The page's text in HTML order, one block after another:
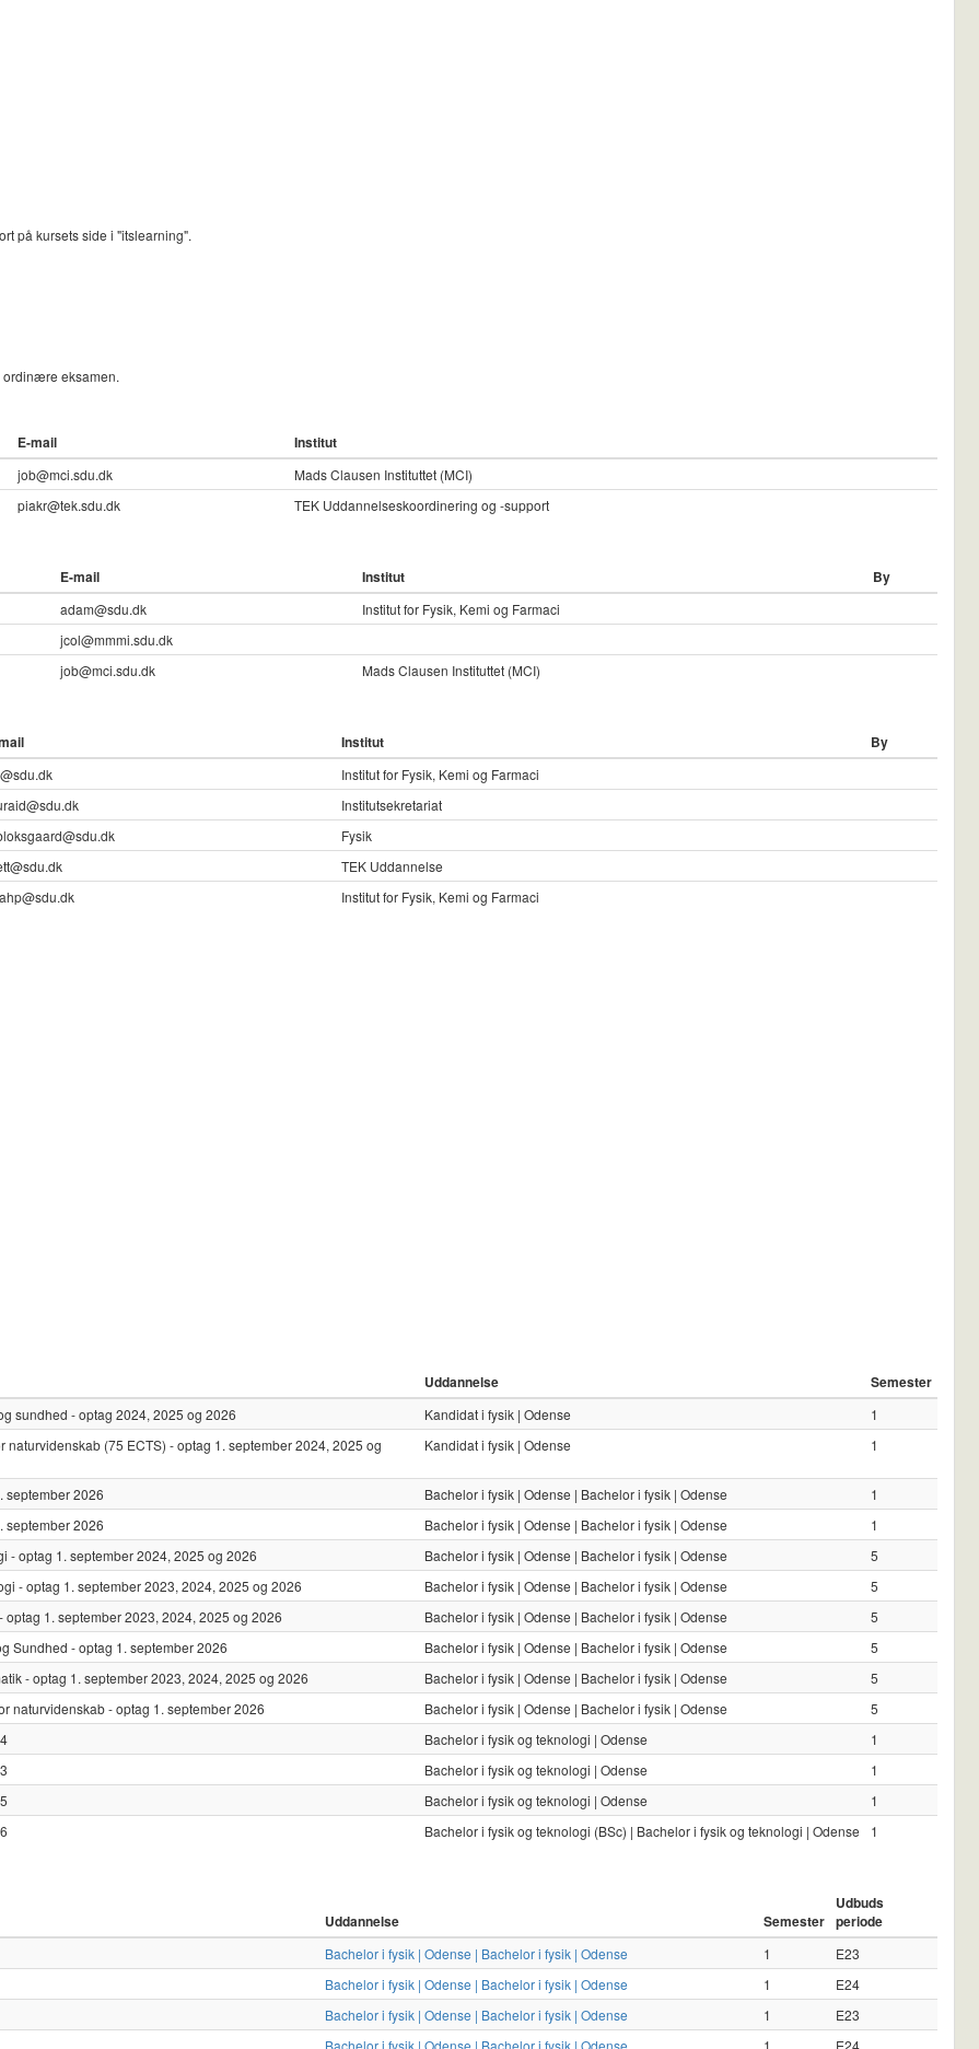
på kursets side i "itslearning".
ordinære eksamen.
E-mail Institut
job@mci.sdu.dk
Mads Clausen Instituttet (MCI)
piakr@tek.sdu.dk TEK Uddannelseskoordinering og -support
E-mail Institut By
adam@sdu.dk
Institut for Fysik, Kemi og Farmaci
jcol@mmmi.sdu.dk
job@mci.sdu.dk Mads Clausen Instituttet (MCI)
Institut By
Institut for Fysik, Kemi og Farmaci
Institutsekretariat
Fysik
TEK Uddannelse
Institut for Fysik, Kemi og Farmaci
Uddannelse Semester
sundhed - optag 2024, 2025 og 2026 Kandidat i fysik | Odense
1
naturvidenskab (75 ECTS) - optag 1. september 2024, 2025 og
Kandidat i fysik | Odense 1
september 2026 Bachelor i fysik | Odense | Bachelor i fysik | Odense
1
september 2026 Bachelor i fysik | Odense | Bachelor i fysik | Odense
1
- optag 1. september 2024, 2025 og 2026 Bachelor i fysik | Odense | Bachelor i fysik | Odense
5
- optag 1. september 2023, 2024, 2025 og 2026 Bachelor i fysik | Odense | Bachelor i fysik | Odense
5
optag 1. september 2023, 2024, 2025 og 2026 Bachelor i fysik | Odense | Bachelor i fysik | Odense
5
Sundhed - optag 1. september 2026 Bachelor i fysik | Odense | Bachelor i fysik | Odense
5
- optag 1. september 2023, 2024, 2025 og 2026 Bachelor i fysik | Odense | Bachelor i fysik | Odense
5
naturvidenskab - optag 1. september 2026 Bachelor i fysik | Odense | Bachelor i fysik | Odense
5
Bachelor i fysik og teknologi | Odense
1
Bachelor i fysik og teknologi | Odense
1
Bachelor i fysik og teknologi | Odense
1
Bachelor i fysik og teknologi (BSc) | Bachelor i fysik og teknologi | Odense 1
Uddannelse Semester
Udbuds
periode
Bachelor i fysik | Odense | Bachelor i fysik | Odense 1
E23
Bachelor i fysik | Odense | Bachelor i fysik | Odense 1
E24
Bachelor i fysik | Odense | Bachelor i fysik | Odense 1
E23